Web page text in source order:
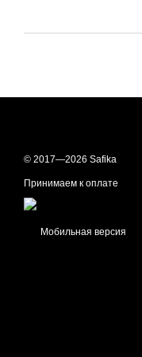
© 2017—2026 Safika
Принимаем к оплате
Мобильная версия